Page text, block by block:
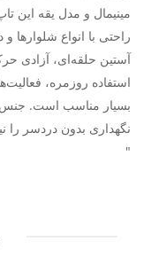
مینیمال و مدل یقه این
راحتی با انواع
آستین حلقه‌ای، آزادی
استفاده روزمره،
بسیار مناسب است. جنس
نگهداری بدون دردسر را
"